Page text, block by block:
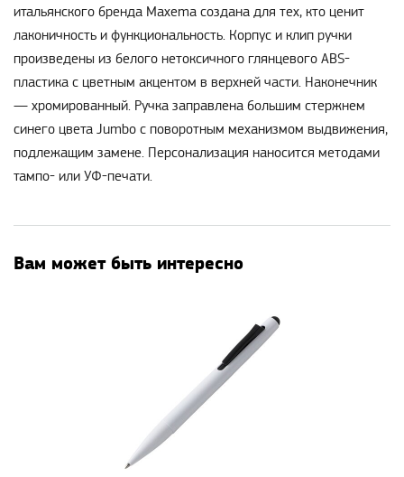
итальянского бренда Maxema создана для тех, кто ценит
лаконичность и функциональность. Корпус и клип ручки
произведены из белого нетоксичного глянцевого ABS-
пластика с цветным акцентом в верхней части. Наконечник
— хромированный. Ручка заправлена большим стержнем
синего цвета Jumbo с поворотным механизмом выдвижения,
подлежащим замене. Персонализация наносится методами
тампо- или УФ-печати.
Вам может быть интересно